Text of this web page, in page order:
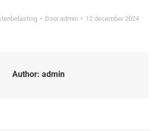
Door admin 12 december 2024
Author: admin